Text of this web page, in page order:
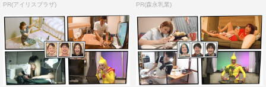
PR(アイリスプラザ) PR(森永乳業)